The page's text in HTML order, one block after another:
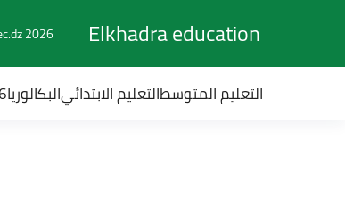
Elkhadra education
2026
التعليم المتوسطالتعليم الابتدائيالبكالوريا